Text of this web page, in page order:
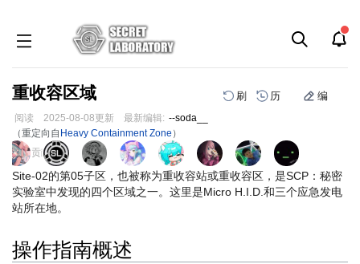
重收容区域 刷 历 编
阅读 2025-08-08更新 最新编辑: --soda__
（重定向自 Heavy Containment Zone ）
跳
到
导
航
跳
到
搜
索
页面贡献者 :
Site-02的第05子区，也被称为重收容站或重收容区，是SCP：秘密
实验室中发现的四个区域之一。这里是Micro H.I.D.和三个应急发电
站所在地。
操作指南概述